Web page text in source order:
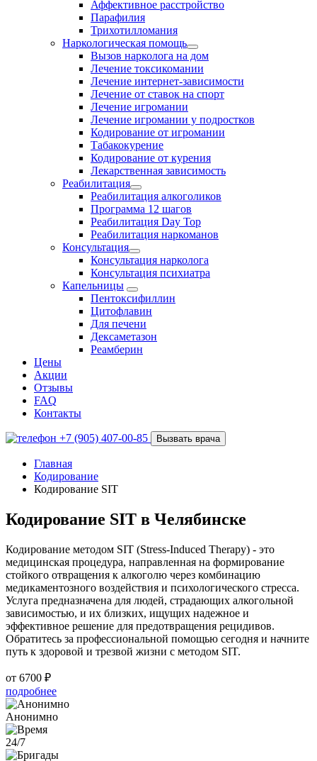
Аффективное расстройство
Парафилия
Трихотилломания
Наркологическая помощь
Вызов нарколога на дом
Лечение токсикомании
Лечение интернет-зависимости
Лечение от ставок на спорт
Лечение игромании
Лечение игромании у подростков
Кодирование от игромании
Табакокурение
Кодирование от курения
Лекарственная зависимость
Реабилитация
Реабилитация алкоголиков
Программа 12 шагов
Реабилитация Day Top
Реабилитация наркоманов
Консультация
Консультация нарколога
Консультация психиатра
Капельницы
Пентоксифиллин
Цитофлавин
Для печени
Дексаметазон
Реамберин
Цены
Акции
Отзывы
FAQ
Контакты
+7 (905) 407-00-85 Вызвать врача
Главная
Кодирование
Кодирование SIT
Кодирование SIT в Челябинске
Кодирование методом SIT (Stress-Induced Therapy) - это
медицинская процедура, направленная на формирование
стойкого отвращения к алкоголю через комбинацию
медикаментозного воздействия и психологического стресса.
Услуга предназначена для людей, страдающих алкогольной
зависимостью, и их близких, ищущих надежное и
эффективное решение для предотвращения рецидивов.
Обратитесь за профессиональной помощью сегодня и начните
путь к здоровой и трезвой жизни с методом SIT.
от 6700 ₽
подробнее
Анонимно
24/7